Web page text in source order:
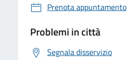
Prenota appuntamento
Problemi in città
Segnala disservizio